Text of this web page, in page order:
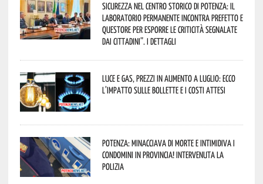
Sicurezza nel Centro Storico di Potenza: il
Laboratorio Permanente incontra Prefetto e
Questore per esporre le criticità segnalate
dai cittadini”. I dettagli
Luce e gas, prezzi in aumento a luglio: ecco
l’impatto sulle bollette e i costi attesi
Potenza: minacciava di morte e intimidiva i
condomini in provincia! Intervenuta la
Polizia